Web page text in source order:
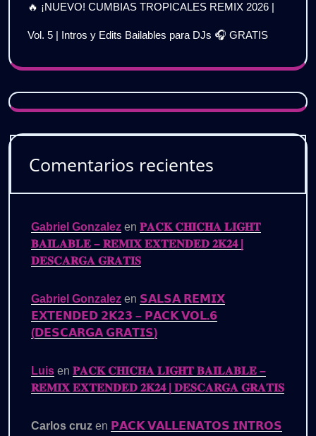
🔥 ¡NUEVO! CUMBIAS TROPICALES REMIX 2026 |
Vol. 5 | Intros y Edits Bailables para DJs 🎧 GRATIS
Comentarios recientes
Gabriel Gonzalez en 𝐏𝐀𝐂𝐊 𝐂𝐇𝐈𝐂𝐇𝐀 𝐋𝐈𝐆𝐇𝐓
𝐁𝐀𝐈𝐋𝐀𝐁𝐋𝐄 – 𝐑𝐄𝐌𝐈𝐗 𝐄𝐗𝐓𝐄𝐍𝐃𝐄𝐃 𝟐𝐊𝟐𝟒 |
𝐃𝐄𝐒𝐂𝐀𝐑𝐆𝐀 𝐆𝐑𝐀𝐓𝐈𝐒
Gabriel Gonzalez en 𝗦𝗔𝗟𝗦𝗔 𝗥𝗘𝗠𝗜𝗫
𝗘𝗫𝗧𝗘𝗡𝗗𝗘𝗗 𝟮𝗞𝟮𝟯 – 𝗣𝗔𝗖𝗞 𝗩𝗢𝗟.𝟲
(𝗗𝗘𝗦𝗖𝗔𝗥𝗚𝗔 𝗚𝗥𝗔𝗧𝗜𝗦)
Luis en 𝐏𝐀𝐂𝐊 𝐂𝐇𝐈𝐂𝐇𝐀 𝐋𝐈𝐆𝐇𝐓 𝐁𝐀𝐈𝐋𝐀𝐁𝐋𝐄 –
𝐑𝐄𝐌𝐈𝐗 𝐄𝐗𝐓𝐄𝐍𝐃𝐄𝐃 𝟐𝐊𝟐𝟒 | 𝐃𝐄𝐒𝐂𝐀𝐑𝐆𝐀 𝐆𝐑𝐀𝐓𝐈𝐒
Carlos cruz en 𝗣𝗔𝗖𝗞 𝗩𝗔𝗟𝗟𝗘𝗡𝗔𝗧𝗢𝗦 𝗜𝗡𝗧𝗥𝗢𝗦